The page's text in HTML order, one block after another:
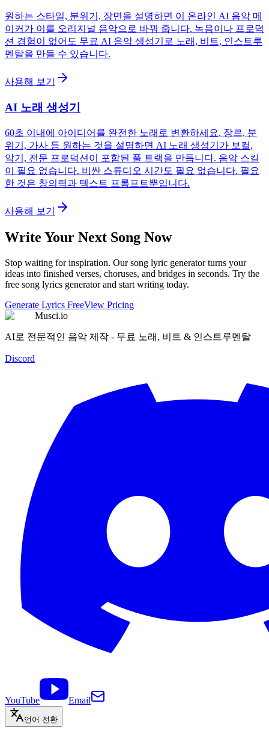
원하는 스타일, 분위기, 장면을 설명하면 이 온라인 AI 음악 메
이커가 이를 오리지널 음악으로 바꿔 줍니다. 녹음이나 프로덕
션 경험이 없어도 무료 AI 음악 생성기로 노래, 비트, 인스트루
멘탈을 만들 수 있습니다.
사용해 보기
AI 노래 생성기
60초 이내에 아이디어를 완전한 노래로 변환하세요. 장르, 분
위기, 가사 등 원하는 것을 설명하면 AI 노래 생성기가 보컬,
악기, 전문 프로덕션이 포함된 풀 트랙을 만듭니다. 음악 스킬
이 필요 없습니다. 비싼 스튜디오 시간도 필요 없습니다. 필요
한 것은 창의력과 텍스트 프롬프트뿐입니다.
사용해 보기
Write Your Next Song Now
Stop waiting for inspiration. Our song lyric generator turns your
ideas into finished verses, choruses, and bridges in seconds. Try the
free song lyrics generator and start writing today.
Generate Lyrics FreeView Pricing
Musci.io
AI로 전문적인 음악 제작 - 무료 노래, 비트 & 인스트루멘탈
Discord
YouTube Email
언어 전환